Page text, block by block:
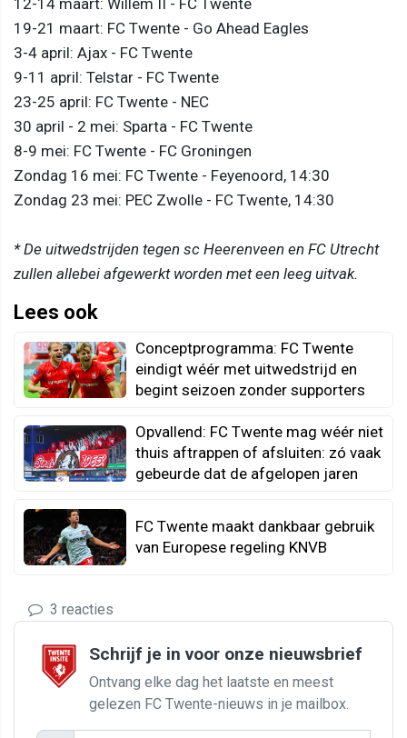
12-14 maart: Willem II - FC Twente
19-21 maart: FC Twente - Go Ahead Eagles
3-4 april: Ajax - FC Twente
9-11 april: Telstar - FC Twente
23-25 april: FC Twente - NEC
30 april - 2 mei: Sparta - FC Twente
8-9 mei: FC Twente - FC Groningen
Zondag 16 mei: FC Twente - Feyenoord, 14:30
Zondag 23 mei: PEC Zwolle - FC Twente, 14:30
* De uitwedstrijden tegen sc Heerenveen en FC Utrecht
zullen allebei afgewerkt worden met een leeg uitvak.
Lees ook
Conceptprogramma: FC Twente
eindigt wéér met uitwedstrijd en
begint seizoen zonder supporters
Opvallend: FC Twente mag wéér niet
thuis aftrappen of afsluiten: zó vaak
gebeurde dat de afgelopen jaren
FC Twente maakt dankbaar gebruik
van Europese regeling KNVB
3 reacties
Schrijf je in voor onze nieuwsbrief
Ontvang elke dag het laatste en meest
gelezen FC Twente-nieuws in je mailbox.